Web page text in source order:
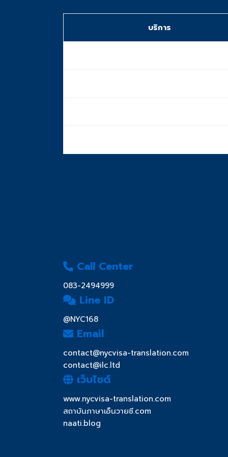
บริการ
Call Center
083-2494999
Line ID
@NYC168
Email
contact@nycvisa-translation.com
contact@ilc.ltd
เว็บไซต์
www.nycvisa-translation.com
สถาบันภาษาเอ็นวายซี.com
naati.blog